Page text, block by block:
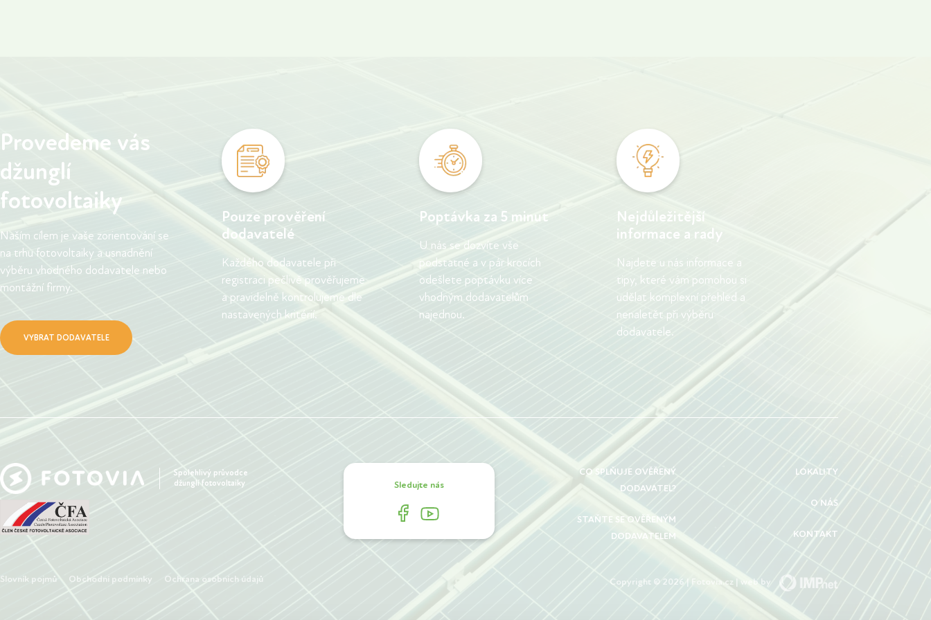
Provedeme vás
džunglí
fotovoltaiky
Naším cílem je vaše zorientování se
na trhu fotovoltaiky a usnadnění
výběru vhodného dodavatele nebo
montážní firmy.
VYBRAT DODAVATELE
Pouze prověření
dodavatelé
Každého dodavatele při
registraci pečlivě prověřujeme
a pravidelně kontrolujeme dle
nastavených kritérií.
Poptávka za 5 minut
U nás se dozvíte vše
podstatné a v pár krocích
odešlete poptávku více
vhodným dodavatelům
najednou.
Nejdůležitější
informace a rady
Najdete u nás informace a
tipy, které vám pomohou si
udělat komplexní přehled a
nenaletět při výběru
dodavatele.
Spolehlivý průvodce
džunglí fotovoltaiky
Sledujte nás
CO SPLŇUJE OVĚŘENÝ
DODAVATEL?
STAŇTE SE OVĚŘENÝM
DODAVATELEM
LOKALITY
O NÁS
KONTAKT
Slovník pojmů Obchodní podmínky Ochrana osobních údajů Copyright © 2026 | Fotovia.cz | web by